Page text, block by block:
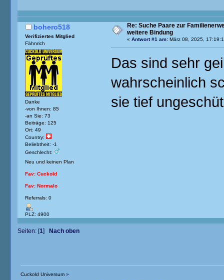
bohero518
Verifiziertes Mitglied
Fähnrich
Danke
-von Ihnen: 85
-an Sie: 73
Beiträge: 125
Ort: 49
Country:
Beliebtheit: -1
Geschlecht:
Neu und keinen Plan
Fav: Cuckold
Fav: Normalo
Referrals: 0
PLZ: 4900
Re: Suche Paare zur
weitere Bindung
« Antwort #1 am:März 08, 2025,
Das sind sehr
wahrscheinlich
sie tief
Seiten: [1]Nach oben
Cuckold Universum»